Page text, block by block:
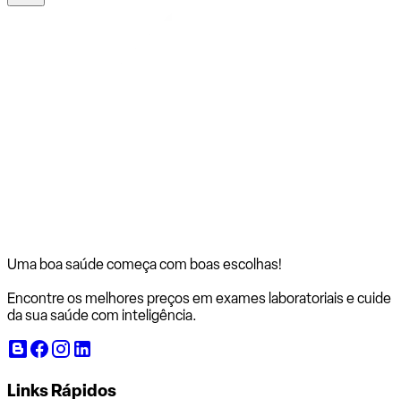
Uma boa saúde começa com boas escolhas!
Encontre os melhores preços em exames laboratoriais e cuide
da sua saúde com inteligência.
Links Rápidos